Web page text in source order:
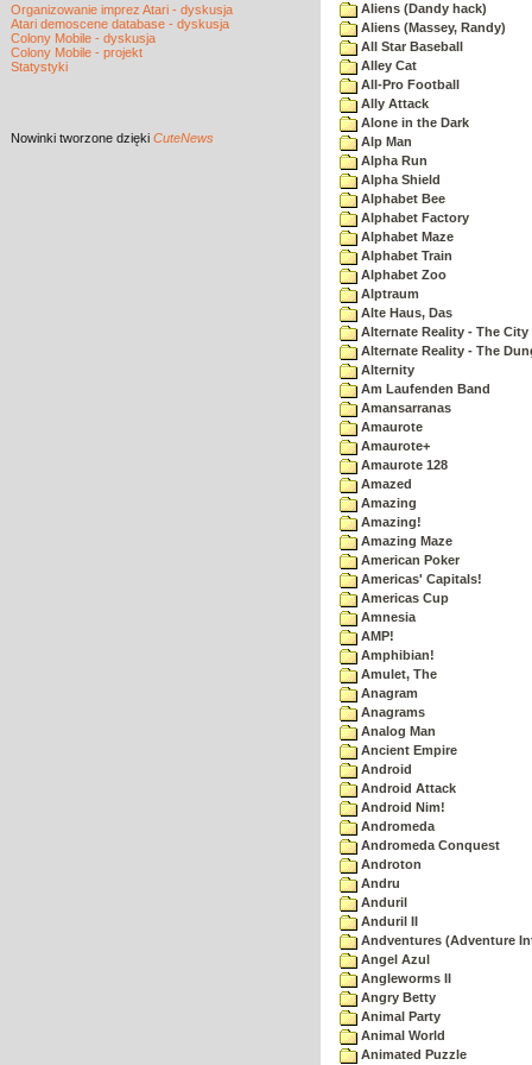
Organizowanie imprez Atari - dyskusja
Atari demoscene database - dyskusja
Colony Mobile - dyskusja
Colony Mobile - projekt
Statystyki
Nowinki tworzone dzięki CuteNews
Aliens (Dandy hack)
Aliens (Massey, Randy)
All Star Baseball
Alley Cat
All-Pro Football
Ally Attack
Alone in the Dark
Alp Man
Alpha Run
Alpha Shield
Alphabet Bee
Alphabet Factory
Alphabet Maze
Alphabet Train
Alphabet Zoo
Alptraum
Alte Haus, Das
Alternate Reality - The City
Alternate Reality - The
Alternity
Am Laufenden Band
Amansarranas
Amaurote
Amaurote+
Amaurote 128
Amazed
Amazing
Amazing!
Amazing Maze
American Poker
Americas' Capitals!
Americas Cup
Amnesia
AMP!
Amphibian!
Amulet, The
Anagram
Anagrams
Analog Man
Ancient Empire
Android
Android Attack
Android Nim!
Andromeda
Andromeda Conquest
Androton
Andru
Anduril
Anduril II
Andventures (Adventure
Angel Azul
Angleworms II
Angry Betty
Animal Party
Animal World
Animated Puzzle